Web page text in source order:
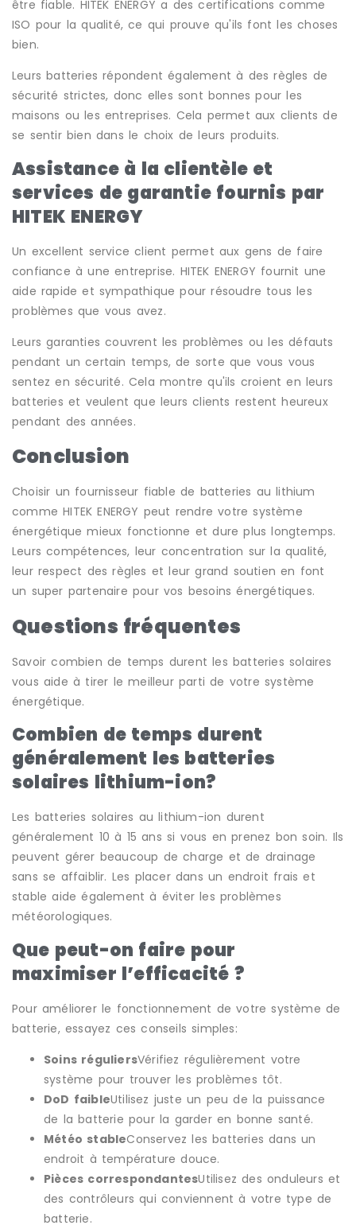
être fiable. HITEK ENERGY a des certifications comme
ISO pour la qualité, ce qui prouve qu'ils font les choses
bien.
Leurs batteries répondent également à des règles de
sécurité strictes, donc elles sont bonnes pour les
maisons ou les entreprises. Cela permet aux clients de
se sentir bien dans le choix de leurs produits.
Assistance à la clientèle et
services de garantie fournis par
HITEK ENERGY
Un excellent service client permet aux gens de faire
confiance à une entreprise. HITEK ENERGY fournit une
aide rapide et sympathique pour résoudre tous les
problèmes que vous avez.
Leurs garanties couvrent les problèmes ou les défauts
pendant un certain temps, de sorte que vous vous
sentez en sécurité. Cela montre qu'ils croient en leurs
batteries et veulent que leurs clients restent heureux
pendant des années.
Conclusion
Choisir un fournisseur fiable de batteries au lithium
comme HITEK ENERGY peut rendre votre système
énergétique mieux fonctionne et dure plus longtemps.
Leurs compétences, leur concentration sur la qualité,
leur respect des règles et leur grand soutien en font
un super partenaire pour vos besoins énergétiques.
Questions fréquentes
Savoir combien de temps durent les batteries solaires
vous aide à tirer le meilleur parti de votre système
énergétique.
Combien de temps durent
généralement les batteries
solaires lithium-ion?
Les batteries solaires au lithium-ion durent
généralement 10 à 15 ans si vous en prenez bon soin. Ils
peuvent gérer beaucoup de charge et de drainage
sans se affaiblir. Les placer dans un endroit frais et
stable aide également à éviter les problèmes
météorologiques.
Que peut-on faire pour
maximiser l’efficacité ?
Pour améliorer le fonctionnement de votre système de
batterie, essayez ces conseils simples:
Soins réguliersVérifiez régulièrement votre
système pour trouver les problèmes tôt.
DoD faibleUtilisez juste un peu de la puissance
de la batterie pour la garder en bonne santé.
Météo stableConservez les batteries dans un
endroit à température douce.
Pièces correspondantesUtilisez des onduleurs et
des contrôleurs qui conviennent à votre type de
batterie.